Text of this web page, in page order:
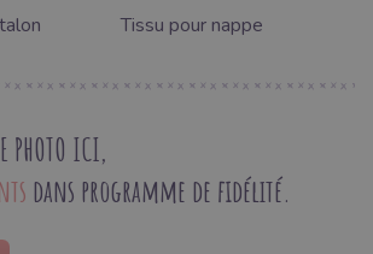
Tissu pour nappe
PHOTO ICI,
dans programme de fidélité.